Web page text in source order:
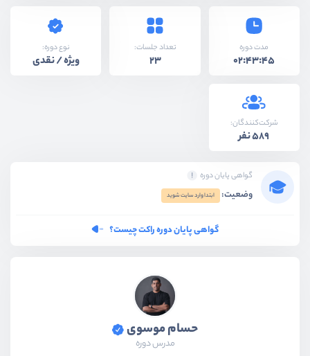
مدت دوره
02:43:45
تعداد جلسات:
23
نوع دوره:
ویژه / نقدی
شرکت‌کنندگان:
589 نفر
گواهی پایان دوره
وضعیت: ابتدا وارد سایت شوید
گواهی پایان دوره راکت چیست؟
حسام موسوی
مدرس دوره